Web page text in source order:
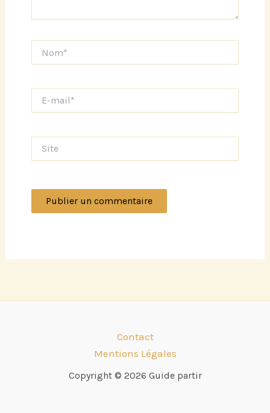
mail*
Contact
Mentions Légales
Copyright © 2026 Guide partir